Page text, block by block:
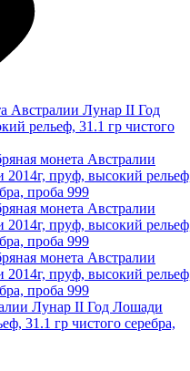
Лунар II Год Лошади
31.1 гр чистого серебра,